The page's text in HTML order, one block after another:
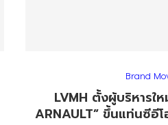
Brand
LVMH ตั้งผู้บริหารให
ARNAULT” ขึ้นแท่นซีอีโ